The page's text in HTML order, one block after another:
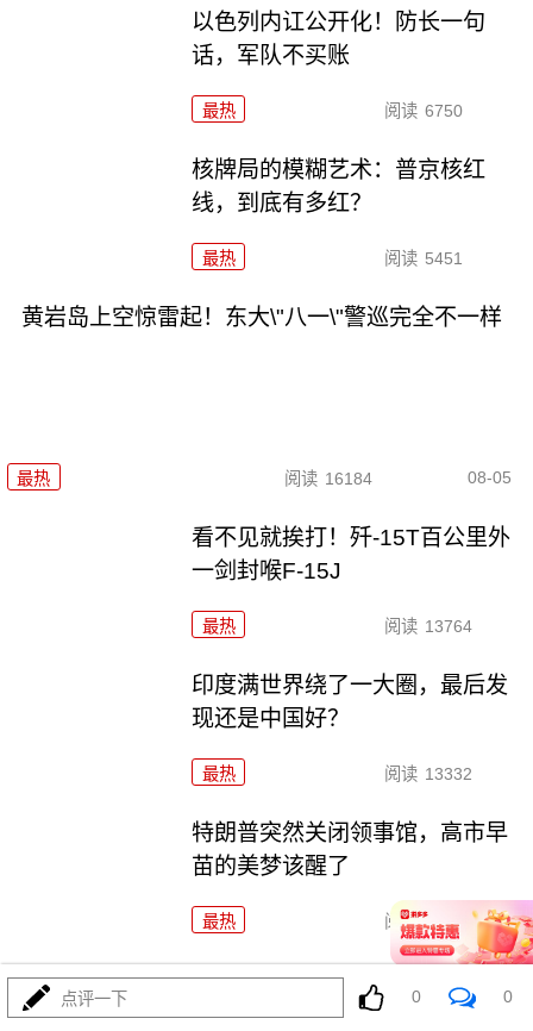
以色列内讧公开化！防长一句
话，军队不买账
最热 阅读 6750
核牌局的模糊艺术：普京核红
线，到底有多红？
最热 阅读 5451
黄岩岛上空惊雷起！东大\"八一\"警巡完全不一样
最热 阅读 16184 08-05
看不见就挨打！歼-15T百公里外
一剑封喉F-15J
最热 阅读 13764
印度满世界绕了一大圈，最后发
现还是中国好？
最热 阅读 13332
特朗普突然关闭领事馆，高市早
苗的美梦该醒了
最热 阅读 11509
特朗普的制造业\"回流梦\"，为何
成了回流东大？
点评一下 0 0